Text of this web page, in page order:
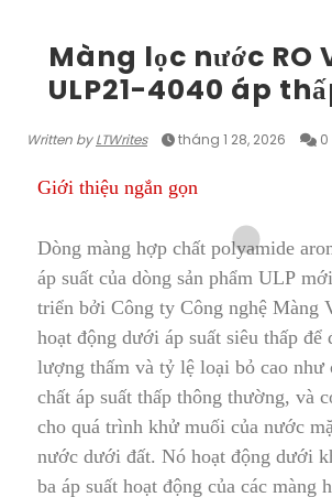
Màng lọc nước RO
ULP21-4040 áp
Written byLTWrites tháng 1 28, 2026 0
Giới thiệu ngắn gọn
Dòng màng hợp chất polyamide
áp suất của dòng sản phẩm ULP
triển bởi Công ty Công nghệ Màng
hoạt động dưới áp suất siêu thấp để
lượng thấm và tỷ lệ loại bỏ cao như
chất áp suất thấp thông thường, và
cho quá trình khử muối của nước
nước dưới đất. Nó hoạt động dưới
ba áp suất hoạt động của các màng